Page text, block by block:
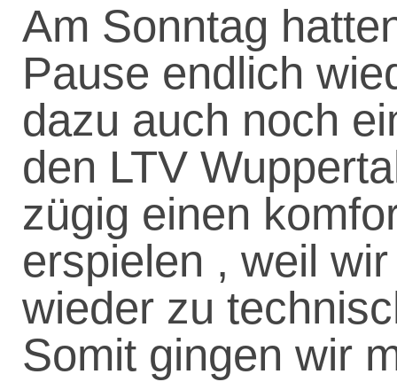
Am Sonntag
Pause endlich
dazu auch noch
den LTV
zügig einen
erspielen , weil
wieder zu
Somit gingen wir